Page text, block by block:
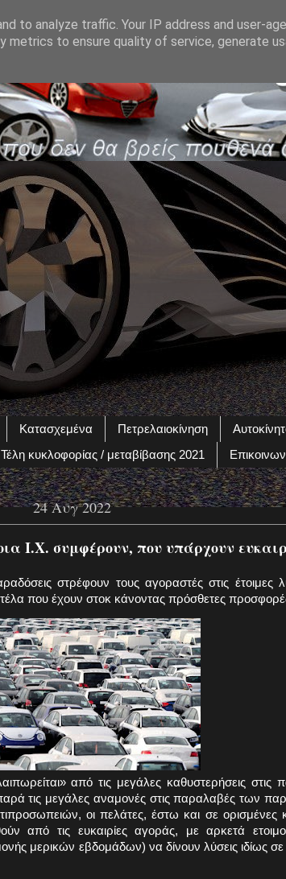
Κατασχεμένα Πετρελαιοκίνηση
Τέλη κυκλοφορίας / μεταβίβασης 2021
24 Αυγ 2022
Ι.Χ. συμφέρουν, που υπάρχουν
στρέφουν τους αγοραστές στις έτοιμες
που έχουν στοκ κάνοντας πρόσθετες
από τις μεγάλες καθυστερήσεις στις
τις μεγάλες αναμονές στις παραλαβές των
οι πελάτες, έστω και σε ορισμένες
από τις ευκαιρίες αγοράς, με αρκετά
μερικών εβδομάδων) να δίνουν λύσεις ιδίως
to analyze traffic. Your IP address and user-
metrics to ensure quality of service, generate